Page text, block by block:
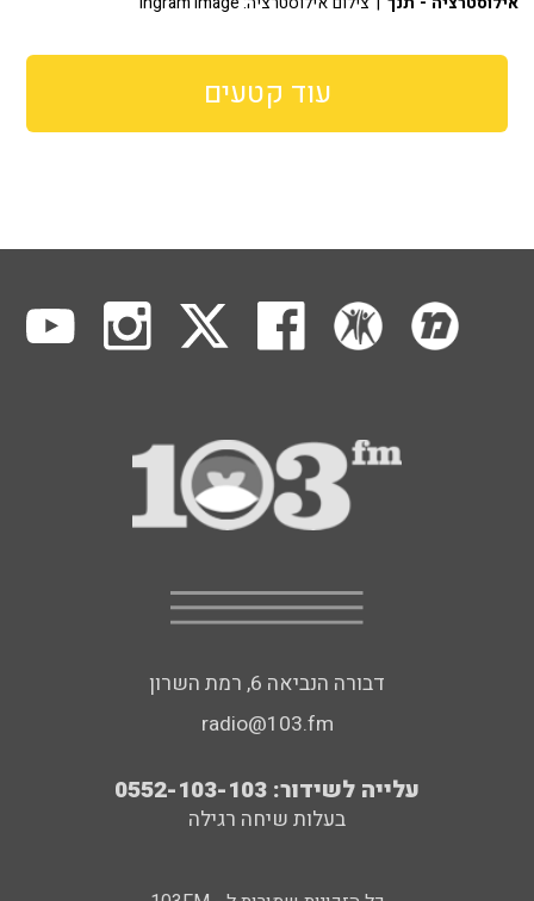
עוד קטעים
דבורה הנביאה 6, רמת השרון
radio@103.fm
עלייה לשידור: 0552-103-103
בעלות שיחה רגילה